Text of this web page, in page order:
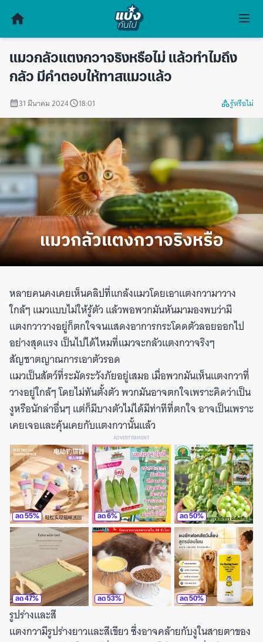
แมวกลัวแตงกวาจริงหรือไม่ แล้วทำไมถึง
กลัว มีคำตอบให้ทาสแมวแล้ว
31 มีนาคม 2024 18:01 รู้หรือไม่
หลายคนคงเคยเห็นคลิปที่แกล้งแมวโดยเอาแตงกวามาวาง
ใกล้ๆ แมวแบบไม่ให้รู้ตัว แล้วพอพวกมันหันมามองพบว่ามี
แตงกวาวางอยู่ก็ตกใจจนแสดงอาการกระโดดตัวลอยออกไป
อย่างสุดแรง เป็นไปได้ไหมที่แมวจะกลัวแตงกวาจริงๆ
สัญชาตญาณการเอาตัวรอด
แมวเป็นสัตว์ที่ระมัดระวังภัยอยู่เสมอ เมื่อพวกมันเห็นแตงกวาที่
วางอยู่ใกล้ๆ โดยไม่ทันตั้งตัว พวกมันอาจตกใจเพราะคิดว่าเป็น
งูหรือนักล่าอื่นๆ แต่ก็มีบางตัวไม่ได้มีท่าทีที่ตกใจ อาจเป็นเพราะ
เคยเจอและคุ้นเคยกับแตงกวานั้นแล้ว
ADVERTISEMENT
ลด55% ลด6% ลด50%
ลด47% ลด53% ลด50%
รูปร่างและสี
แตงกวามีรูปร่างยาวและสีเขียว ซึ่งอาจคล้ายกับงูในสายตาของ